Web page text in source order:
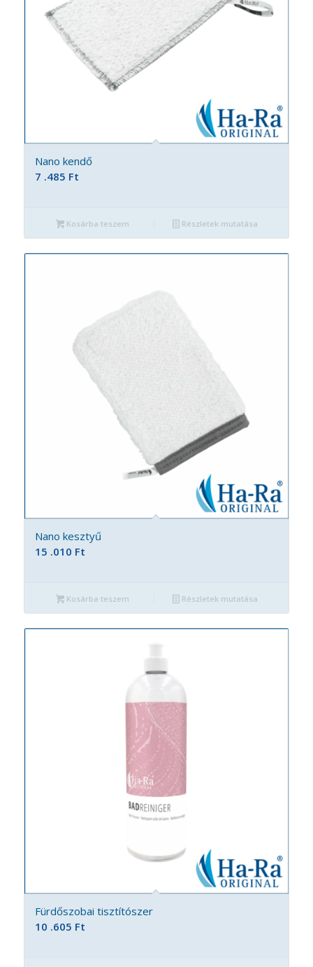
Nano kendő
7 .485 Ft
Kosárba teszem Részletek mutatása
Nano kesztyű
15 .010 Ft
Kosárba teszem Részletek mutatása
Fürdőszobai tisztítószer
10 .605 Ft